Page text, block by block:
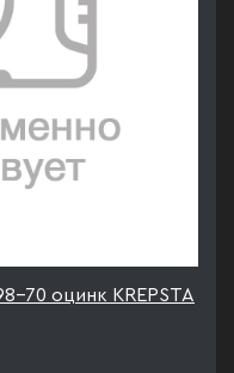
70 оцинк KREPSTA